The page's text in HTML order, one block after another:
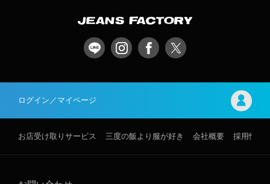
ログイン／マイページ
お店受け取りサービス 三度の飯より服が好き 会社概要 採用情報